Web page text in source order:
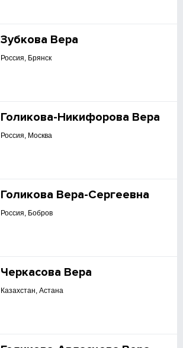
Зубкова Вера
Россия, Брянск
Голикова-Никифорова Вера
Россия, Москва
Голикова Вера-Сергеевна
Россия, Бобров
Черкасова Вера
Казахстан, Астана